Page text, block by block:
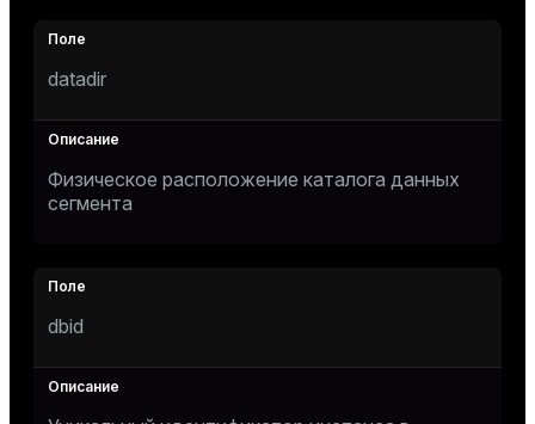
datadir
Физическое расположение каталога данных
сегмента
dbid